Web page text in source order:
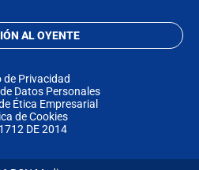
AL OYENTE
de Privacidad
Datos Personales
Ética Empresarial
de Cookies
DE 2014